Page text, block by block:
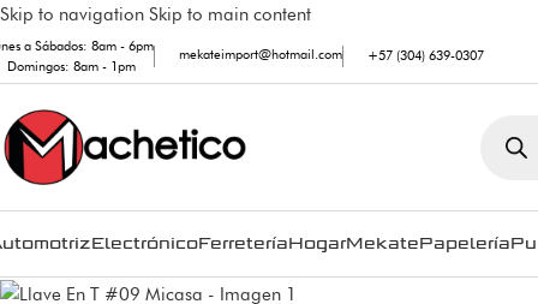
Skip to navigation Skip to main content
a Sábados: 8am - 6pm
Domingos: 8am - 1pm
mekateimport@hotmail.com +57 (304) 639-0307
ElectrónicoFerreteríaHogarMekatePapelería